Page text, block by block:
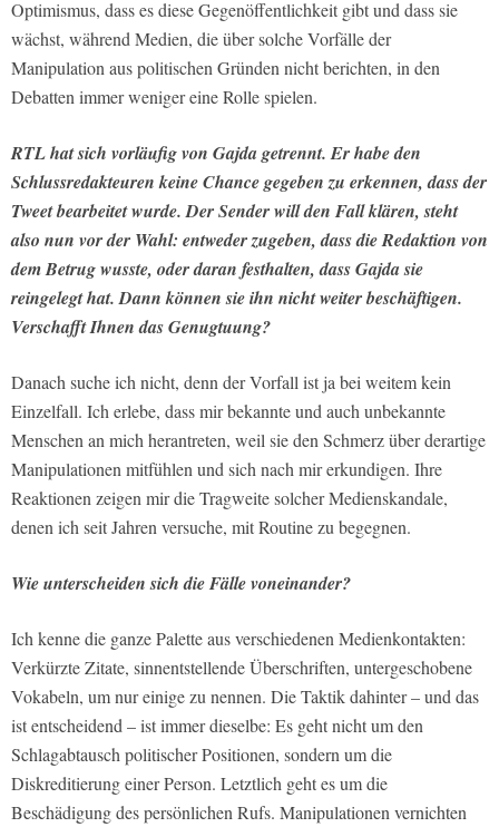
Optimismus, dass es diese Gegenöffentlichkeit gibt und dass sie
wächst, während Medien, die über solche Vorfälle der
Manipulation aus politischen Gründen nicht berichten, in den
Debatten immer weniger eine Rolle spielen.
RTL hat sich vorläufig von Gajda getrennt. Er habe den
Schlussredakteuren keine Chance gegeben zu erkennen, dass der
Tweet bearbeitet wurde. Der Sender will den Fall klären, steht
also nun vor der Wahl: entweder zugeben, dass die Redaktion von
dem Betrug wusste, oder daran festhalten, dass Gajda sie
reingelegt hat. Dann können sie ihn nicht weiter beschäftigen.
Verschafft Ihnen das Genugtuung?
Danach suche ich nicht, denn der Vorfall ist ja bei weitem kein
Einzelfall. Ich erlebe, dass mir bekannte und auch unbekannte
Menschen an mich herantreten, weil sie den Schmerz über derartige
Manipulationen mitfühlen und sich nach mir erkundigen. Ihre
Reaktionen zeigen mir die Tragweite solcher Medienskandale,
denen ich seit Jahren versuche, mit Routine zu begegnen.
Wie unterscheiden sich die Fälle voneinander?
Ich kenne die ganze Palette aus verschiedenen Medienkontakten:
Verkürzte Zitate, sinnentstellende Überschriften, untergeschobene
Vokabeln, um nur einige zu nennen. Die Taktik dahinter – und das
ist entscheidend – ist immer dieselbe: Es geht nicht um den
Schlagabtausch politischer Positionen, sondern um die
Diskreditierung einer Person. Letztlich geht es um die
Beschädigung des persönlichen Rufs. Manipulationen vernichten